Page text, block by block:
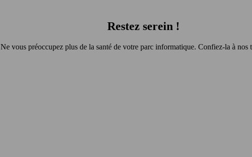
Restez serein !
Ne vous préoccupez plus de la santé de votre parc informatique. Confiez-la à nos